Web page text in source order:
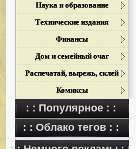
Наука и образование
Технические издания
Финансы
Дом и семейный очаг
Распечатай, вырежь, склей
Комиксы
: : Популярное : :
: : Облако тегов : :